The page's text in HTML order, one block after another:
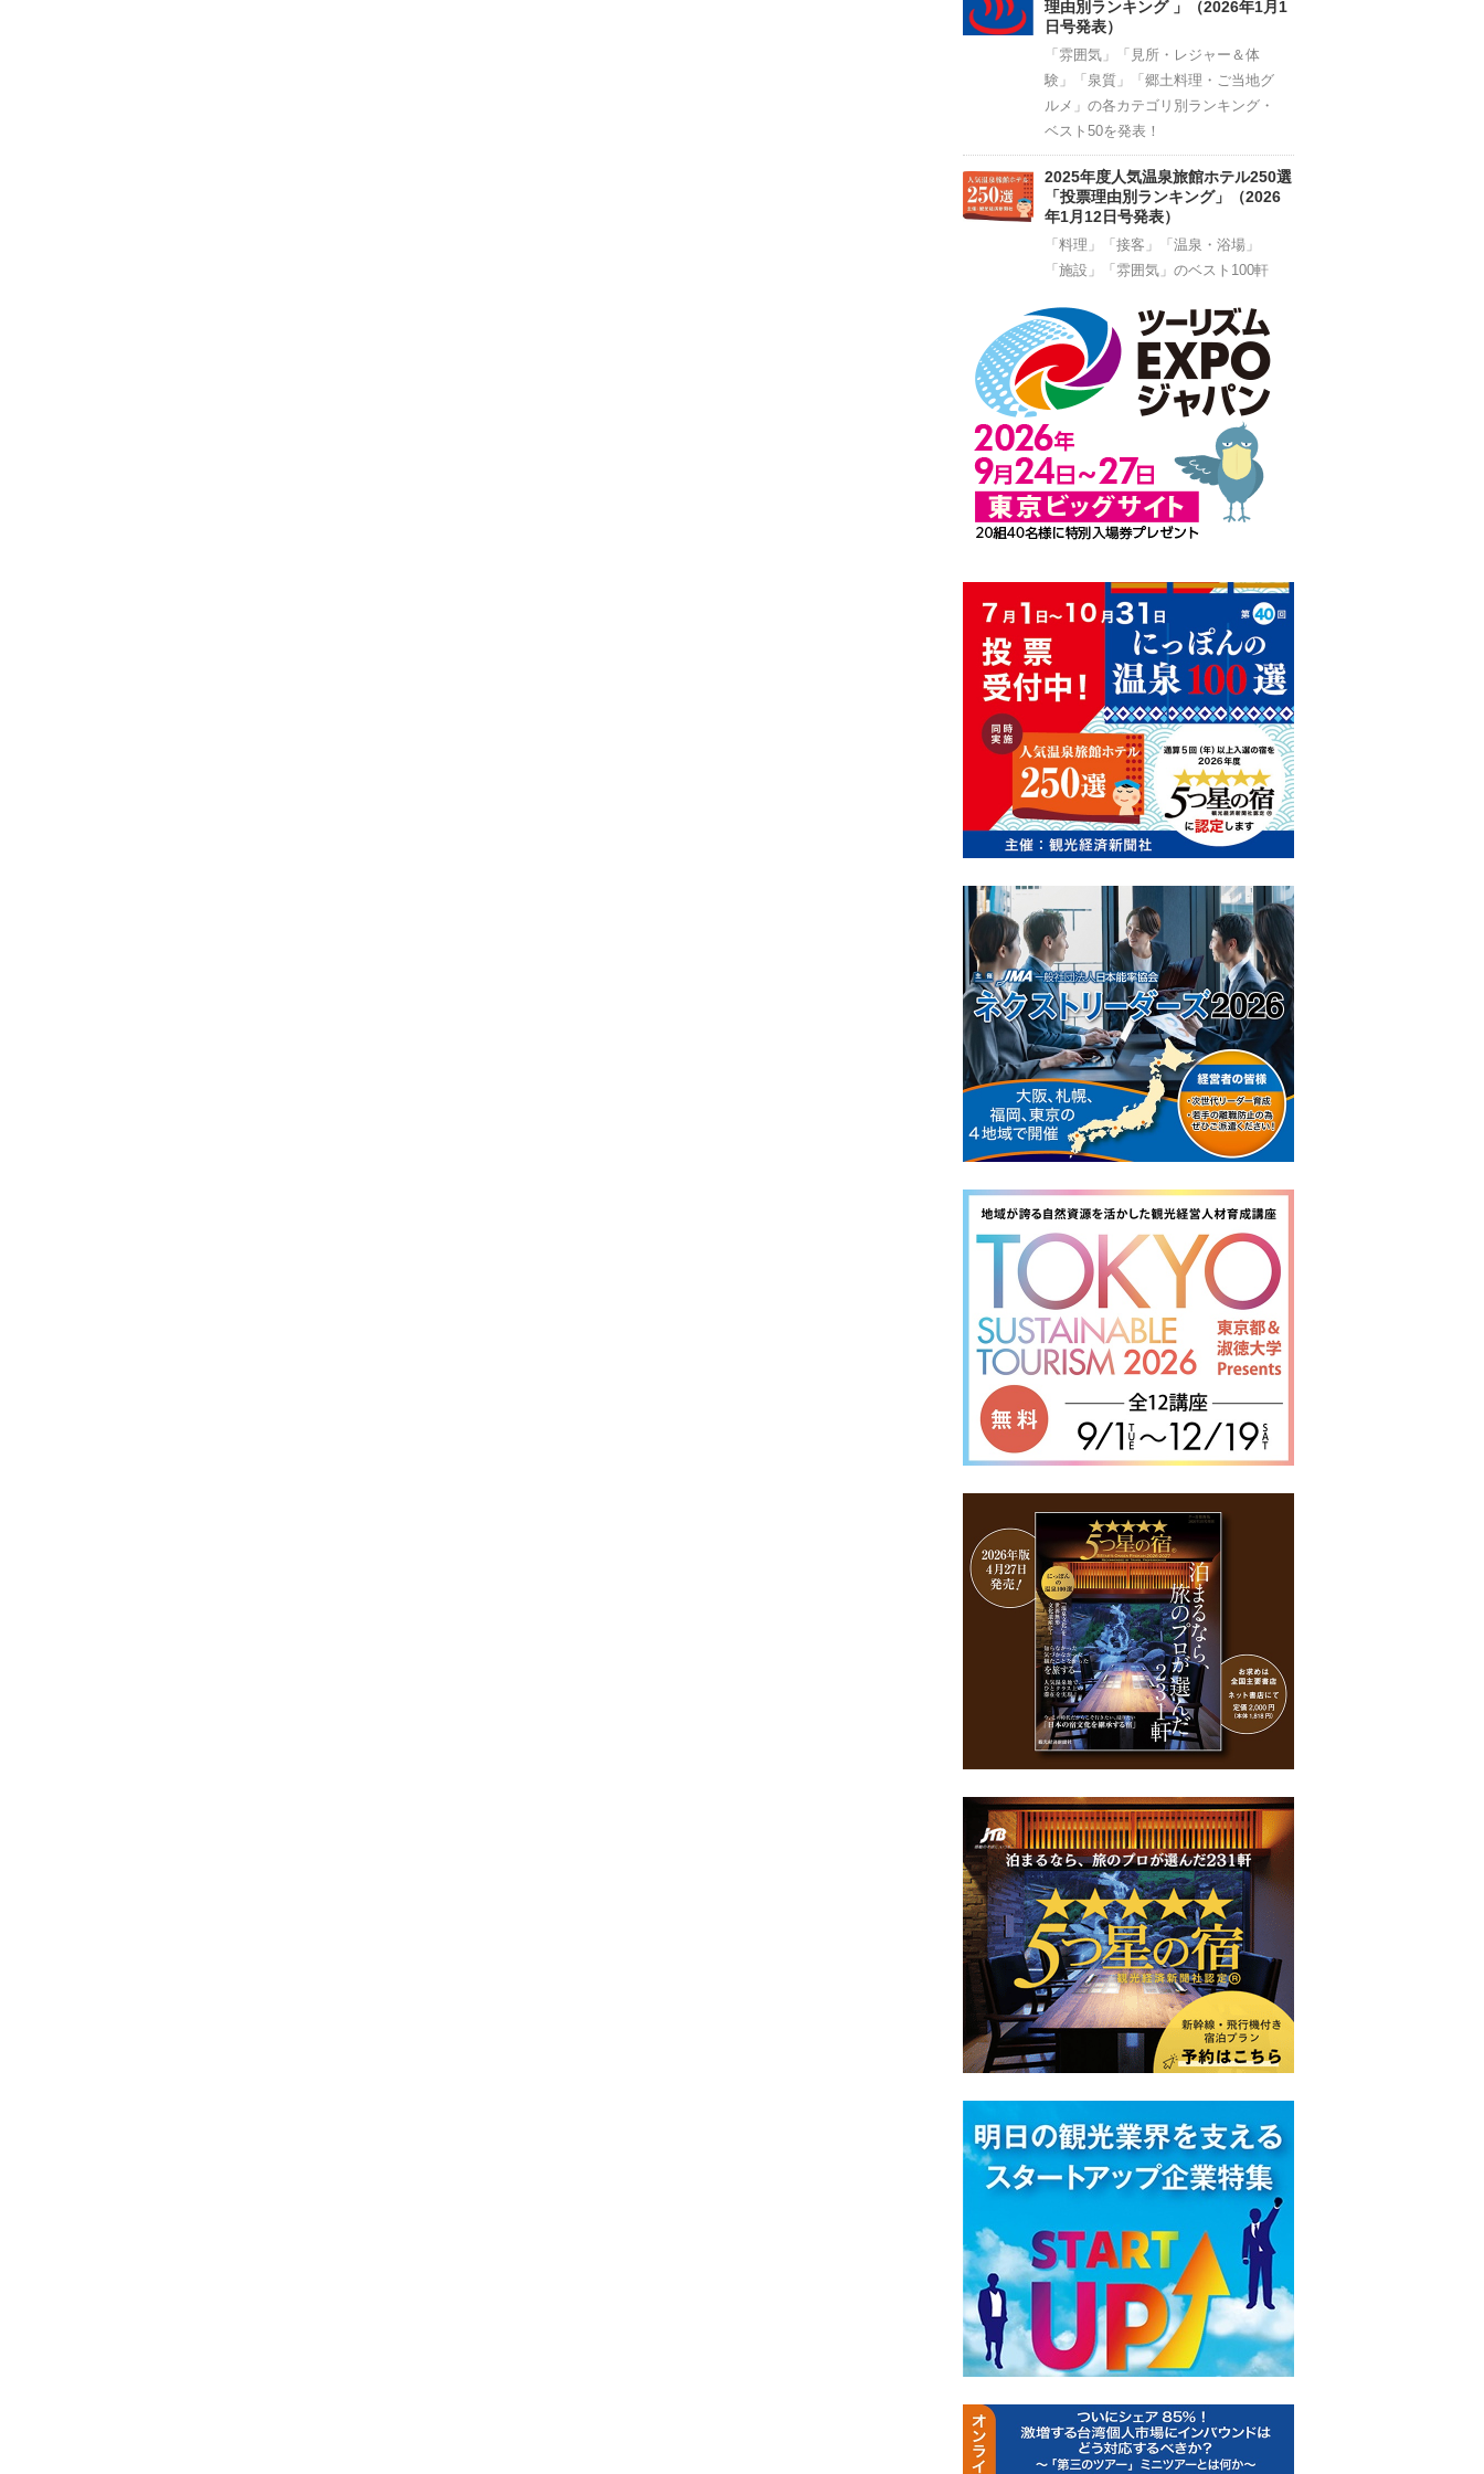
理由別ランキング 」（2026年1月1
日号発表）
「雰囲気」「見所・レジャー＆体
験」「泉質」「郷土料理・ご当地グ
ルメ」の各カテゴリ別ランキング・
ベスト50を発表！
2025年度人気温泉旅館ホテル250選
「投票理由別ランキング」（2026
年1月12日号発表）
「料理」「接客」「温泉・浴場」
「施設」「雰囲気」のベスト100軒